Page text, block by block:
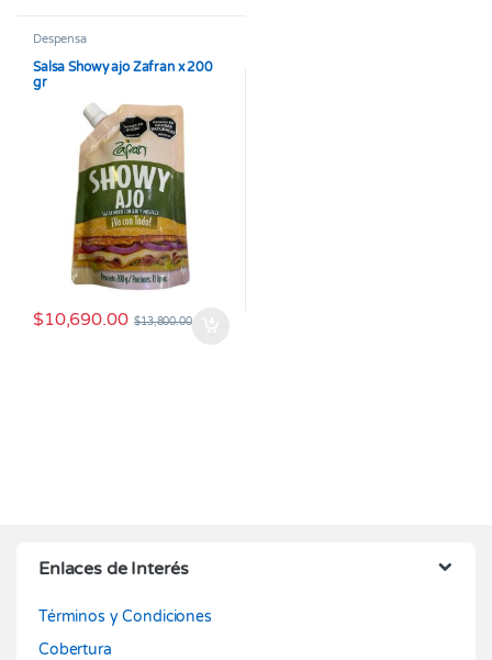
Despensa
Salsa Showy ajo Zafran x 200
gr
$10,690.00 $13,800.00
Enlaces de Interés
Términos y Condiciones
Cobertura